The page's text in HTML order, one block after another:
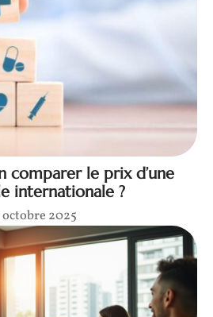
comparer le prix d’une
internationale ?
octobre 2025